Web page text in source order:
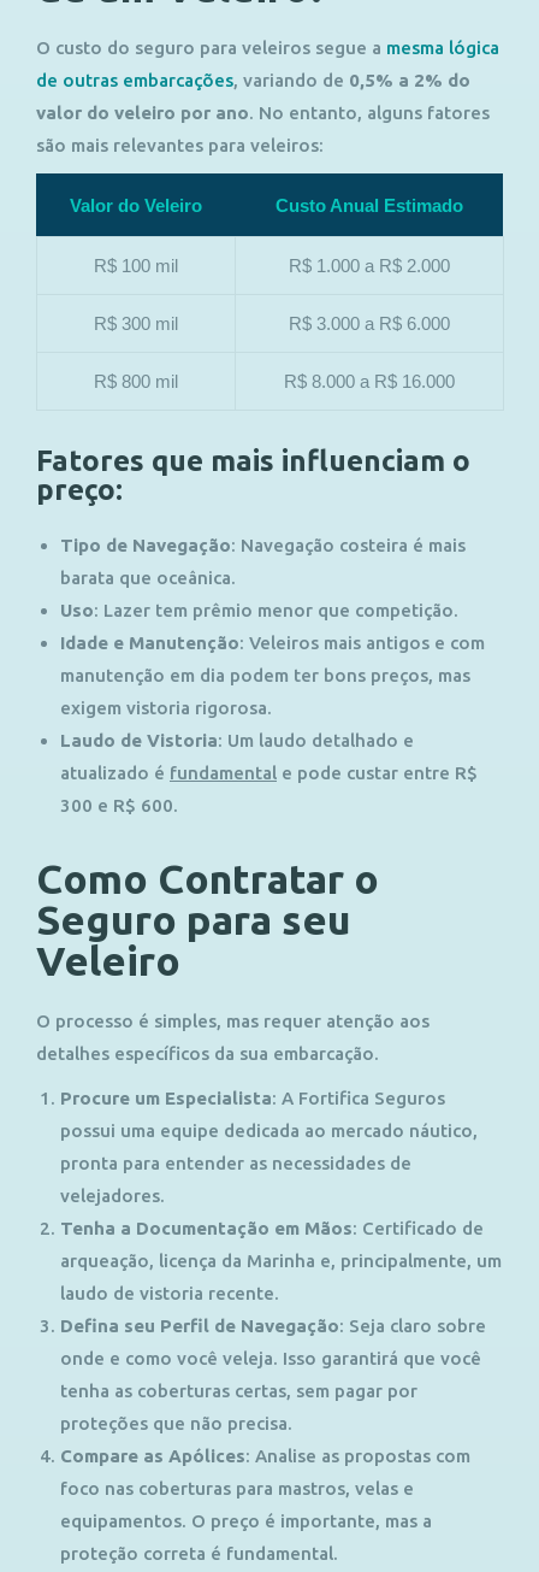
O custo do seguro para veleiros segue a mesma lógica
de outras embarcações, variando de 0,5% a 2% do
valor do veleiro por ano. No entanto, alguns fatores
são mais relevantes para veleiros:
Valor do Veleiro Custo Anual Estimado
R$ 100 mil R$ 1.000 a R$ 2.000
R$ 300 mil R$ 3.000 a R$ 6.000
R$ 800 mil R$ 8.000 a R$ 16.000
Fatores que mais influenciam o
preço:
Tipo de Navegação: Navegação costeira é mais
barata que oceânica.
Uso: Lazer tem prêmio menor que competição.
Idade e Manutenção: Veleiros mais antigos e com
manutenção em dia podem ter bons preços, mas
exigem vistoria rigorosa.
Laudo de Vistoria: Um laudo detalhado e
atualizado é fundamental e pode custar entre R$
300 e R$ 600.
Como Contratar o
Seguro para seu
Veleiro
O processo é simples, mas requer atenção aos
detalhes específicos da sua embarcação.
Procure um Especialista: A Fortifica Seguros
possui uma equipe dedicada ao mercado náutico,
pronta para entender as necessidades de
velejadores.
Tenha a Documentação em Mãos: Certificado de
arqueação, licença da Marinha e, principalmente, um
laudo de vistoria recente.
Defina seu Perfil de Navegação: Seja claro sobre
onde e como você veleja. Isso garantirá que você
tenha as coberturas certas, sem pagar por
proteções que não precisa.
Compare as Apólices: Analise as propostas com
foco nas coberturas para mastros, velas e
equipamentos. O preço é importante, mas a
proteção correta é fundamental.